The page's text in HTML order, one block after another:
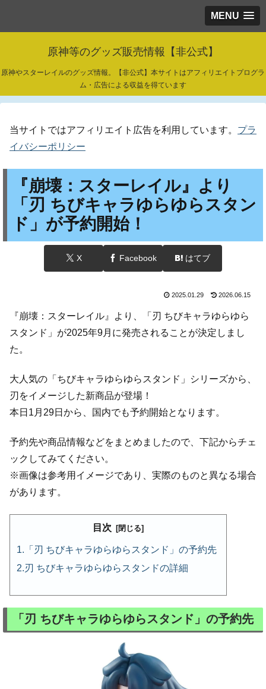
MENU
原神等のグッズ販売情報【非公式】
原神やスターレイルのグッズ情報。【非公式】本サイトはアフィリエイトプログラ
ム・広告による収益を得ています
当サイトではアフィリエイト広告を利用しています。 プラ
イバシーポリシー
『崩壊：スターレイル』より
「刃 ちびキャラゆらゆらスタン
ド」が予約開始！
X Facebook はてブ
2025.01.29 2026.06.15
『崩壊：スターレイル』より、「刃 ちびキャラゆらゆら
スタンド」が2025年9月に発売されることが決定しまし
た。
大人気の「ちびキャラゆらゆらスタンド」シリーズから、
刃をイメージした新商品が登場！
本日1月29日から、国内でも予約開始となります。
予約先や商品情報などをまとめましたので、下記からチェ
ックしてみてください。
※画像は参考用イメージであり、実際のものと異なる場合
があります。
目次
「刃 ちびキャラゆらゆらスタンド」の予約先
刃 ちびキャラゆらゆらスタンドの詳細
「刃 ちびキャラゆらゆらスタンド」の予約先